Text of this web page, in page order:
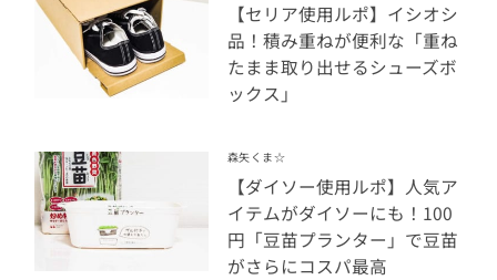
【セリア使用ルポ】イシオシ
品！積み重ねが便利な「重ね
たまま取り出せるシューズボ
ックス」
森矢くま☆
【ダイソー使用ルポ】人気ア
イテムがダイソーにも！100
円「豆苗プランター」で豆苗
がさらにコスパ最高